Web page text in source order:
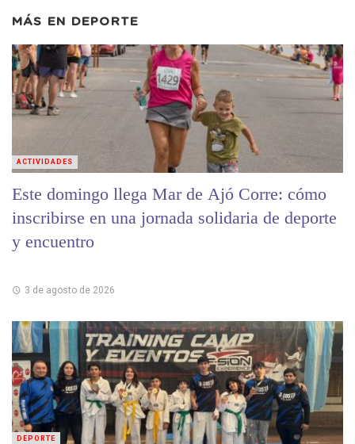
MÁS EN DEPORTE
Este domingo llega Mar de Ajó Corre: cómo
inscribirse en una jornada solidaria de deporte
y encuentro
3 de agosto de 2026
ACTIVIDADES
DEPORTE